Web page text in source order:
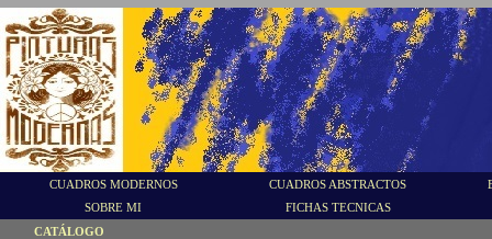
CUADROS MODERNOS CUADROS ABSTRACTOS
SOBRE MI
FICHAS TECNICAS
CATÁLOGO